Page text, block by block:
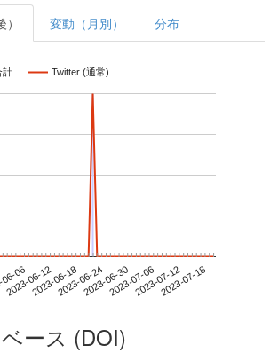
変動（月別） 分布
計 Twitter (通常)
06
2023-06-122023-06-182023-06-242023-06-302023-07-062023-07-122023-07-18
ース (DOI)